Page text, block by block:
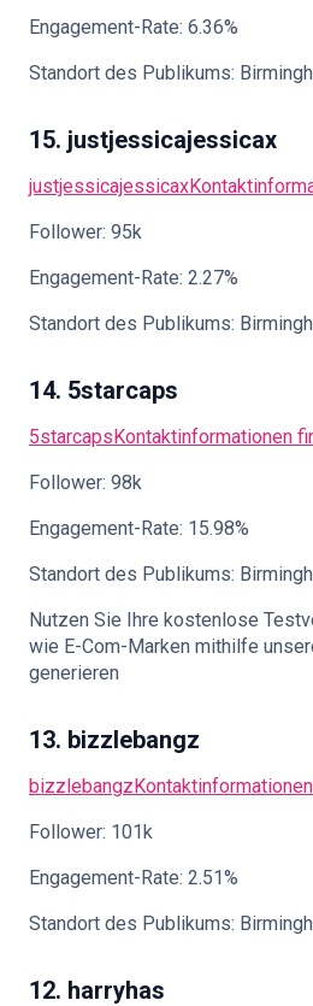
Engagement-Rate: 6.36%
Standort des Publikums:
15. justjessicajessicax
justjessicajessicax
Follower: 95k
Engagement-Rate: 2.27%
Standort des Publikums:
14. 5starcaps
5starcapsKontaktinformationen
Follower: 98k
Engagement-Rate: 15.98%
Standort des Publikums:
Nutzen Sie Ihre kostenlose
wie E-Com-Marken mithilfe
generieren
13. bizzlebangz
bizzlebangz
Follower: 101k
Engagement-Rate: 2.51%
Standort des Publikums:
12. harryhas